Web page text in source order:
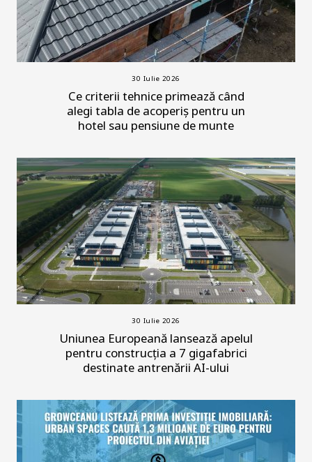
30 Iulie 2026
Ce criterii tehnice primează când
alegi tabla de acoperiș pentru un
hotel sau pensiune de munte
30 Iulie 2026
Uniunea Europeană lansează apelul
pentru construcția a 7 gigafabrici
destinate antrenării AI-ului